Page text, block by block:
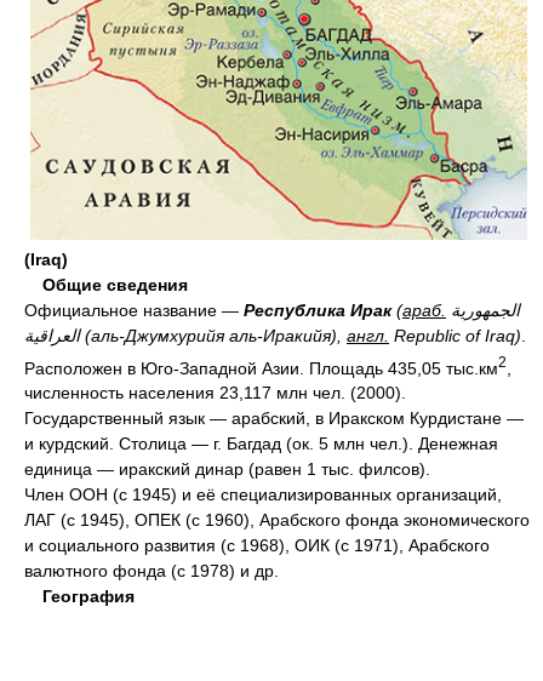
(Iraq)
Общие сведения
Официальное название — Республика Ирак(араб.
العراقية (аль-Джумхурийя аль-Иракийя), англ. Republic of Iraq)
Расположен в Юго-Западной Азии. Площадь 435,05 тыс.км2
численность населения 23,117 млн чел. (2000).
Государственный язык — арабский, в Иракском Курдистане —
и курдский. Столица — г. Багдад (ок. 5 млн чел.). Денежная
единица — иракский динар (равен 1 тыс. филсов).
Член ООН (с 1945) и её специализированных организаций,
ЛАГ (с 1945), ОПЕК (с 1960), Арабского фонда экономического
и социального развития (с 1968), ОИК (с 1971), Арабского
валютного фонда (с 1978) и др.
География